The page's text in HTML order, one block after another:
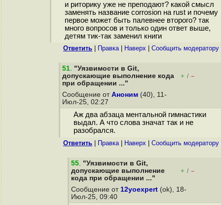
и риторику уже не преподают? какой смысл
заменять название corrosion на rust и почему
первое может быть палевнее второго? так
много вопросов и только один ответ выше,
детям тик-так заменил книги
Ответить Правка| Наверх Cообщить модератору
51. "Уязвимости в Git,
допускающие выполнение кода
при обращении ..."
+ / –
Сообщение от Аноним (40), 11-
Июл-25, 02:27
Аж два абзаца ментальной гимнастики
выдал. А что слова значат так и не
разобрался.
Ответить Правка| Наверх Cообщить модератору
55. "Уязвимости в Git,
допускающие выполнение
кода при обращении ..."
+ / –
Сообщение от 12yoexpert (ok), 18-
Июл-25, 09:40